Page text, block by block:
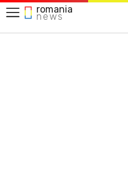
romania
news